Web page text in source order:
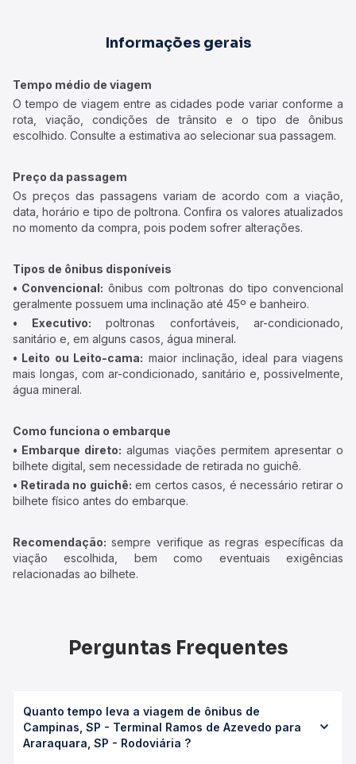
Informações gerais
Tempo médio de viagem
O tempo de viagem entre as cidades pode variar conforme a
rota, viação, condições de trânsito e o tipo de ônibus
escolhido. Consulte a estimativa ao selecionar sua passagem.
Preço da passagem
Os preços das passagens variam de acordo com a viação,
data, horário e tipo de poltrona. Confira os valores atualizados
no momento da compra, pois podem sofrer alterações.
Tipos de ônibus disponíveis
• Convencional: ônibus com poltronas do tipo convencional
geralmente possuem uma inclinação até 45º e banheiro.
• Executivo: poltronas confortáveis, ar-condicionado,
sanitário e, em alguns casos, água mineral.
• Leito ou Leito-cama: maior inclinação, ideal para viagens
mais longas, com ar-condicionado, sanitário e, possivelmente,
água mineral.
Como funciona o embarque
• Embarque direto: algumas viações permitem apresentar o
bilhete digital, sem necessidade de retirada no guichê.
• Retirada no guichê: em certos casos, é necessário retirar o
bilhete físico antes do embarque.
Recomendação: sempre verifique as regras específicas da
viação escolhida, bem como eventuais exigências
relacionadas ao bilhete.
Perguntas Frequentes
Quanto tempo leva a viagem de ônibus de
Campinas, SP - Terminal Ramos de Azevedo para
Araraquara, SP - Rodoviária ?